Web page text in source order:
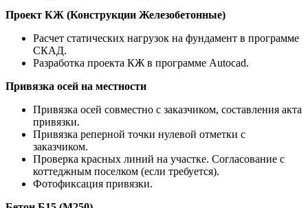
Проект КЖ (Конструкции Железобетонные)
Расчет статических нагрузок на фундамент в программе
СКАД.
Разработка проекта КЖ в программе Autocad.
Привязка осей на местности
Привязка осей совместно с заказчиком, составления акта
привязки.
Привязка реперной точки нулевой отметки с
заказчиком.
Проверка красных линий на участке. Согласование с
коттеджным поселком (если требуется).
Фотофиксация привязки.